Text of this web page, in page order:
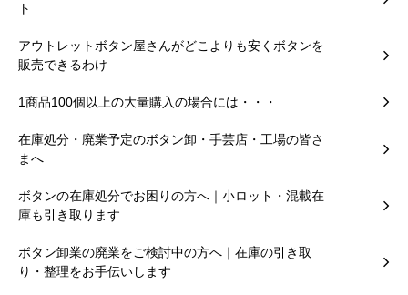
ト
アウトレットボタン屋さんがどこよりも安くボタンを
販売できるわけ
1商品100個以上の大量購入の場合には・・・
在庫処分・廃業予定のボタン卸・手芸店・工場の皆さ
まへ
ボタンの在庫処分でお困りの方へ｜小ロット・混載在
庫も引き取ります
ボタン卸業の廃業をご検討中の方へ｜在庫の引き取
り・整理をお手伝いします